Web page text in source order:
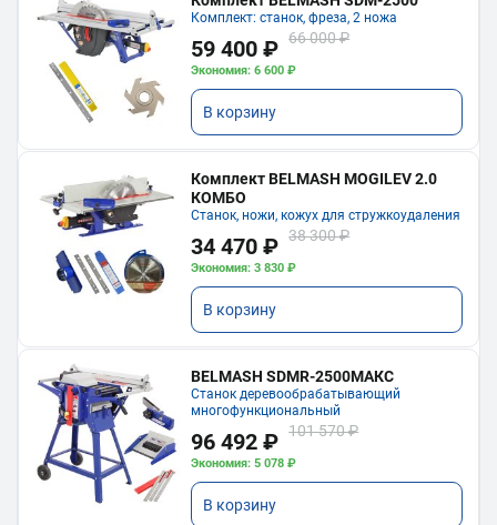
Комплект: станок, фреза, 2 ножа
59 400 ₽ 66 000 ₽
Экономия: 6 600 ₽
В корзину
Комплект BELMASH MOGILEV 2.0
КОМБО
Станок, ножи, кожух для стружкоудаления
34 470 ₽ 38 300 ₽
Экономия: 3 830 ₽
В корзину
BELMASH SDMR-2500МАКС
Станок деревообрабатывающий
многофункциональный
96 492 ₽ 101 570 ₽
Экономия: 5 078 ₽
В корзину